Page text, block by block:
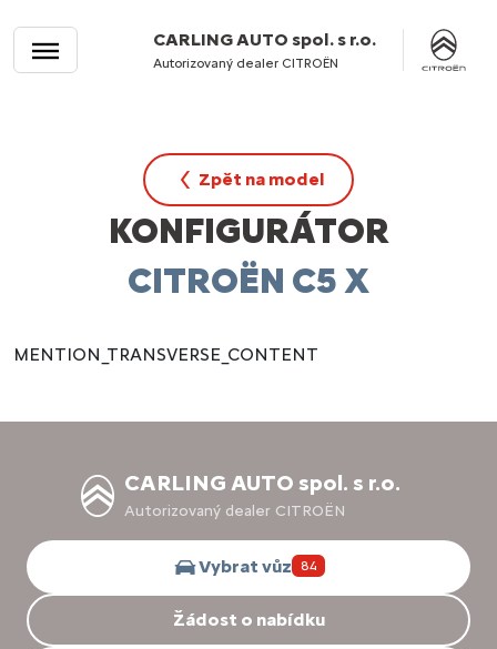
CARLING AUTO spol. s r.o.
Autorizovaný dealer CITROËN
Zpět na model
KONFIGURÁTOR
CITROËN C5 X
MENTION_TRANSVERSE_CONTENT
CARLING AUTO spol. s r.o.
Autorizovaný dealer CITROËN
Vybrat vůz 84
Žádost o nabídku